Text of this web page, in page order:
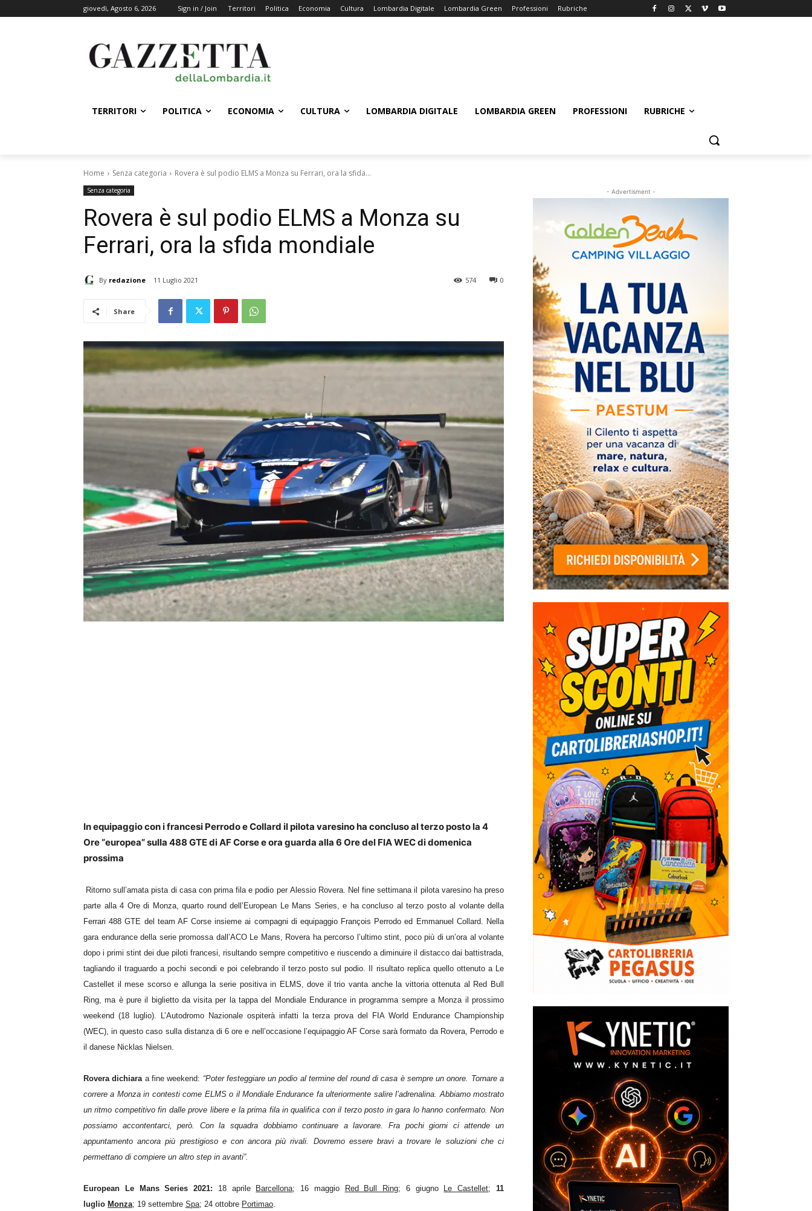
giovedì, Agosto 6, 2026 Sign in / Join Territori Politica Economia Cultura Lombardia Digitale Lombardia Green Professioni Rubriche
TERRITORI POLITICA ECONOMIA CULTURA LOMBARDIA DIGITALE LOMBARDIA GREEN PROFESSIONI RUBRICHE
Home Senza categoria Rovera è sul podio ELMS a Monza su Ferrari, ora la sfida...
Senza categoria
Rovera è sul podio ELMS a Monza su
Ferrari, ora la sfida mondiale
By redazione 11 Luglio 2021 0
574
Share
In equipaggio con i francesi Perrodo e Collard il pilota varesino ha concluso al terzo posto la 4
Ore “europea” sulla 488 GTE di AF Corse e ora guarda alla 6 Ore del FIA WEC di domenica
prossima
Ritorno sull’amata pista di casa con prima fila e podio per Alessio Rovera. Nel fine settimana il pilota varesino ha preso
parte alla 4 Ore di Monza, quarto round dell’European Le Mans Series, e ha concluso al terzo posto al volante della
Ferrari 488 GTE del team AF Corse insieme ai compagni di equipaggio François Perrodo ed Emmanuel Collard. Nella
gara endurance della serie promossa dall’ACO Le Mans, Rovera ha percorso l’ultimo stint, poco più di un’ora al volante
dopo i primi stint dei due piloti francesi, risultando sempre competitivo e riuscendo a diminuire il distacco dai battistrada,
tagliando il traguardo a pochi secondi e poi celebrando il terzo posto sul podio. Il risultato replica quello ottenuto a Le
Castellet il mese scorso e allunga la serie positiva in ELMS, dove il trio vanta anche la vittoria ottenuta al Red Bull
Ring, ma è pure il biglietto da visita per la tappa del Mondiale Endurance in programma sempre a Monza il prossimo
weekend (18 luglio). L’Autodromo Nazionale ospiterà infatti la terzaprovadel FIA World Endurance Championship
(WEC),in questo caso sulla distanza di 6 oree nell’occasione l’equipaggio AF Corse sarà formato da Rovera, Perrodo e
il danese Nicklas Nielsen.
Rovera dichiara a fine weekend: “Poter festeggiare un podio al termine del round di casa è sempre un onore. Tornare a
correre a Monza in contesti come ELMS o il Mondiale Endurance fa ulteriormente salire l’adrenalina. Abbiamo mostrato
un ritmo competitivo fin dalle prove libere e la prima fila in qualifica con il terzo posto in gara lo hanno confermato. Non
possiamo accontentarci, però. Con la squadra dobbiamo continuare a lavorare. Fra pochi giorni ci attende un
appuntamento ancora più prestigioso e con ancora più rivali. Dovremo essere bravi a trovare le soluzioni che ci
permettano di compiere un altro step in avanti”.
European Le Mans Series 2021: 18 aprile Barcellona; 16 maggio Red Bull Ring; 6 giugno Le Castellet;11
luglio Monza; 19 settembre Spa; 24 ottobre Portimao.
- Advertisment -